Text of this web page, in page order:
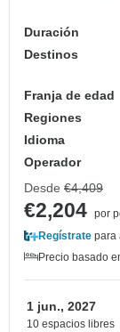
Duración
Destinos
Franja de edad
Regiones
Idioma
Operador
Desde €4,409
€2,204 por
Regístrate para
Precio basado
1 jun., 2027
10 espacios libres